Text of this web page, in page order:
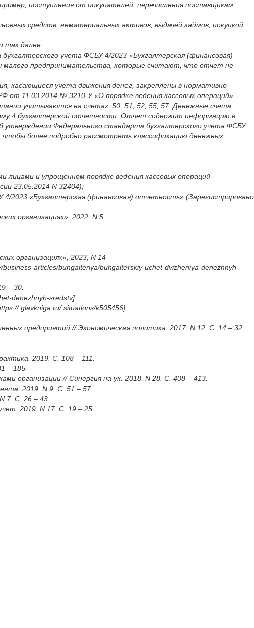
поступления от покупателей, перечисления поставщикам,
средств, нематериальных активов, выдачей займов, покупкой
так далее.
учета ФСБУ 4/2023 «Бухгалтерская (финансовая)
малого предпринимательства, которые считают, что отчет не
касающиеся учета движения денег, закреплены в нормативно-
11.03.2014 № 3210-У «О порядке ведения кассовых операций».
учитываются на счетах: 50, 51, 52, 55, 57. Денежные счета
4 бухгалтерской отчетности. Отчет содержит информацию в
Федерального стандарта бухгалтерского учета ФСБУ
более подробно рассмотреть классификацию денежных
лицами и упрощенном порядке ведения кассовых операций
23.05.2014 N 32404);
2023 «Бухгалтерская (финансовая) отчетность» (Зарегистрировано
организациях», 2022, N 5.
организациях», 2023, N 14
articles/buhgalteriya/buhgalterskiy-uchet-dvizheniya-denezhnyh-
– 30.
denezhnyh-sredstv]
glavkniga.ru/ situations/k505456]
предприятий // Экономическая политика. 2017. N 12. С. 14 – 32.
2019. С. 108 – 111.
– 185.
организации // Синергия на-ук. 2018. N 28. С. 408 – 413.
2019. N 9. С. 51 – 57.
7. С. 26 – 43.
2019. N 17. С. 19 – 25.